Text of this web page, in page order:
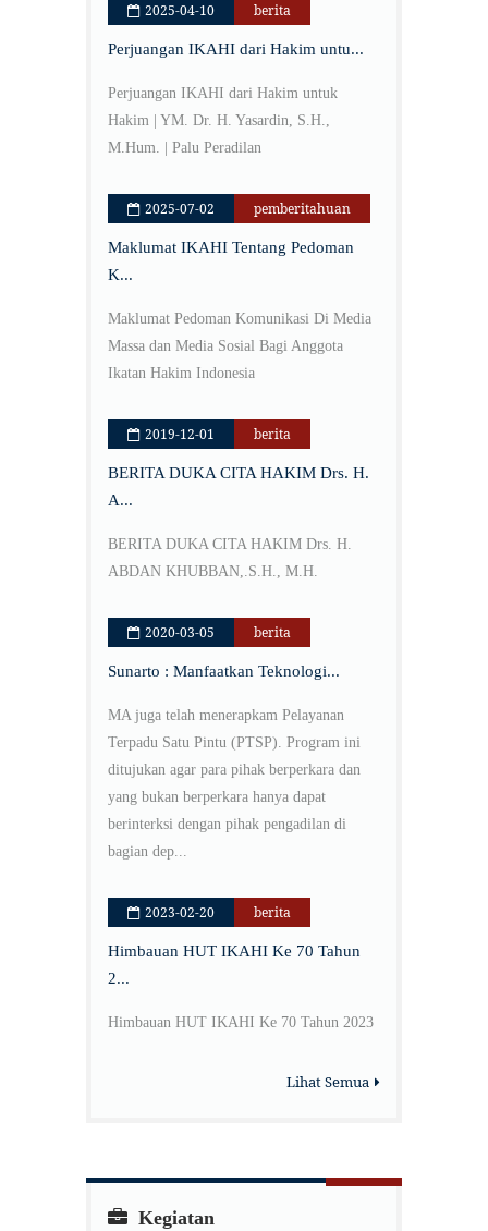
2025-04-10 berita
Perjuangan IKAHI dari Hakim untu...
Perjuangan IKAHI dari Hakim untuk
Hakim | YM. Dr. H. Yasardin, S.H.,
M.Hum. | Palu Peradilan
2025-07-02 pemberitahuan
Maklumat IKAHI Tentang Pedoman
K...
Maklumat Pedoman Komunikasi Di Media
Massa dan Media Sosial Bagi Anggota
Ikatan Hakim Indonesia
2019-12-01 berita
BERITA DUKA CITA HAKIM Drs. H.
A...
BERITA DUKA CITA HAKIM Drs. H.
ABDAN KHUBBAN,.S.H., M.H.
2020-03-05 berita
Sunarto : Man­faatkan Teknologi...
MA juga telah menerapkam Pelayanan
Terpadu Satu Pintu (PTSP). Program ini
ditujukan agar para pihak berperkara dan
yang bukan berperkara hanya da­pat
berinter­ksi dengan pihak pengadilan di
bagian dep...
2023-02-20 berita
Himbauan HUT IKAHI Ke 70 Tahun
2...
Himbauan HUT IKAHI Ke 70 Tahun 2023
Lihat Semua
Kegiatan